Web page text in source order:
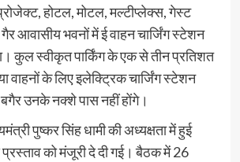
होटल, मोटल, मल्टीप्लेक्स, गेस्ट
आवासीय भवनों में ई वाहन चार्जिंग स्टेशन
कुल स्वीकृत पार्किंग के एक से तीन प्रतिशत
वाहनों के लिए इलेक्ट्रिक चार्जिंग स्टेशन
उनके नक्शे पास नहीं होंगे।
पुष्कर सिंह धामी की अध्यक्षता में हुई
को मंजूरी दे दी गई। बैठक में 26